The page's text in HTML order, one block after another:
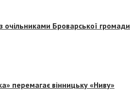
очільниками Броварської громади
перемагає вінницьку «Ниву»